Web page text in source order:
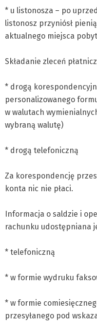
* u listonosza – po
listonosz przyniósł
aktualnego miejsca
Składanie zleceń
* drogą
personalizowanego
w walutach
wybraną walutę)
* drogą telefoniczną
Za korespondencję
konta nic nie płaci.
Informacja o saldzie i
rachunku udostępniana
* telefoniczną
* w formie wydruku
* w formie
przesyłanego pod